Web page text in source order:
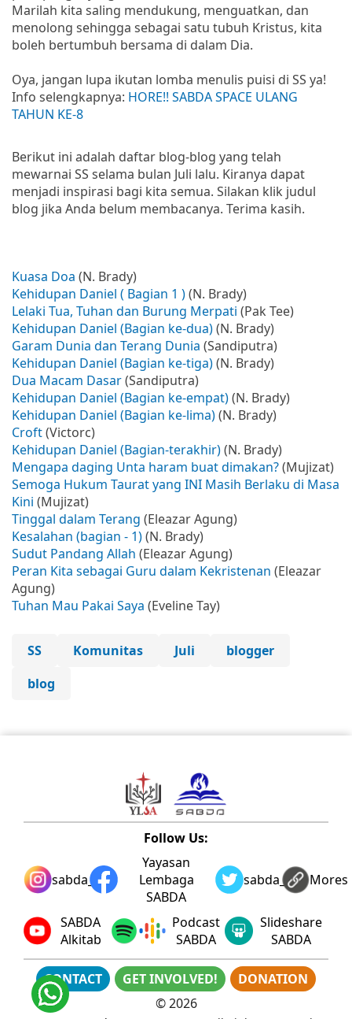
Marilah kita saling mendukung, menguatkan, dan
menolong sehingga sebagai satu tubuh Kristus, kita
boleh bertumbuh bersama di dalam Dia.
Oya, jangan lupa ikutan lomba menulis puisi di SS ya!
Info selengkapnya: HORE!! SABDA SPACE ULANG
TAHUN KE-8
Berikut ini adalah daftar blog-blog yang telah
mewarnai SS selama bulan Juli lalu. Kiranya dapat
menjadi inspirasi bagi kita semua. Silakan klik judul
blog jika Anda belum membacanya. Terima kasih.
Kuasa Doa (N. Brady)
Kehidupan Daniel ( Bagian 1 )(N. Brady)
Lelaki Tua, Tuhan dan Burung Merpati (Pak Tee)
Kehidupan Daniel (Bagian ke-dua)(N. Brady)
Garam Dunia dan Terang Dunia (Sandiputra)
Kehidupan Daniel (Bagian ke-tiga)(N. Brady)
Dua Macam Dasar(Sandiputra)
Kehidupan Daniel (Bagian ke-empat)(N. Brady)
Kehidupan Daniel (Bagian ke-lima)(N. Brady)
Croft(Victorc)
Kehidupan Daniel (Bagian-terakhir)(N. Brady)
Mengapa daging Unta haram buat dimakan?(Mujizat)
Semoga Hukum Taurat yang INI Masih Berlaku di Masa
Kini (Mujizat)
Tinggal dalam Terang (Eleazar Agung)
Kesalahan (bagian - 1)(N. Brady)
Sudut Pandang Allah (Eleazar Agung)
Peran Kita sebagai Guru dalam Kekristenan (Eleazar
Agung)
Tuhan Mau Pakai Saya (Eveline Tay)
SS Komunitas Juli
blogger
blog
Follow Us:
sabda_ylsa
Yayasan
Lembaga
SABDA
sabda_ylsaMores
SABDA
Alkitab
Podcast
SABDA
Slideshare
SABDA
CONTACT GET INVOLVED!
DONATION
©2026